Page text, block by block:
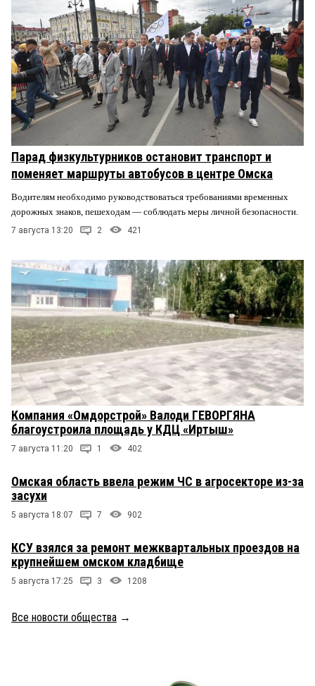
Парад физкультурников остановит транспорт и
поменяет маршруты автобусов в центре Омска
Водителям необходимо руководствоваться требованиями временных
дорожных знаков, пешеходам — соблюдать меры личной безопасности.
7 августа 13:20 2 421
Компания «Омдорстрой» Валоди ГЕВОРГЯНА
благоустроила площадь у КДЦ «Иртыш»
7 августа 11:20 1 402
Омская область ввела режим ЧС в агросекторе из-за
засухи
5 августа 18:07 7 902
КСУ взялся за ремонт межквартальных проездов на
крупнейшем омском кладбище
5 августа 17:25 3 1208
Все новости общества →